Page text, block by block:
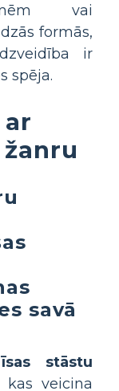
vai
formās,
ir
spēja.
savā
īsas stāstu
kas veicina